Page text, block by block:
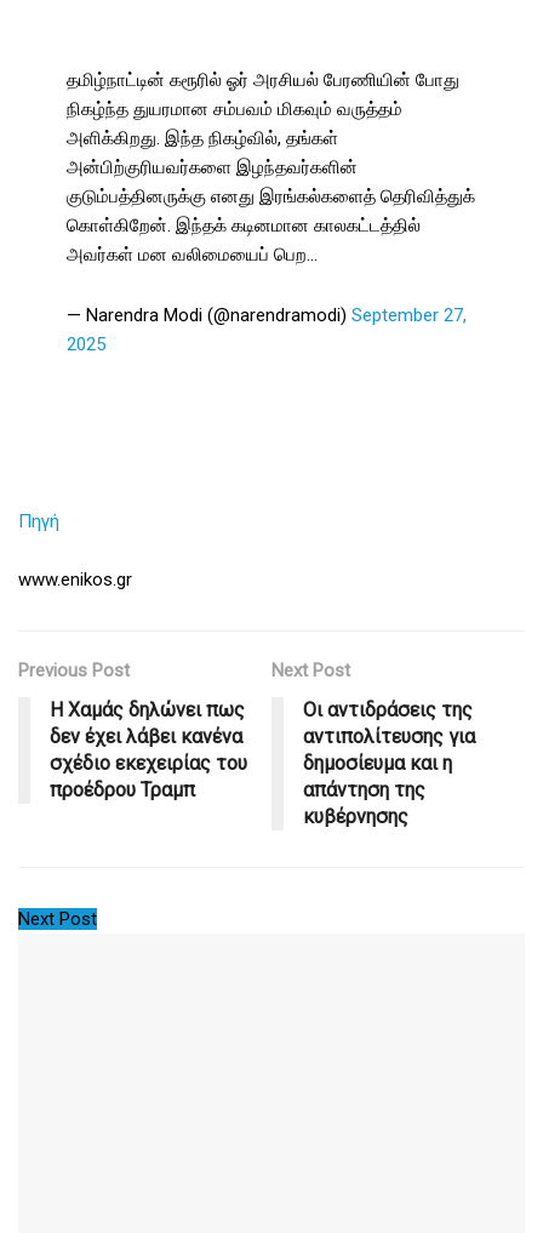
தமிழ்நாட்டின் கரூரில் ஓர் அரசியல் பேரணியின் போது
நிகழ்ந்த துயரமான சம்பவம் மிகவும் வருத்தம்
அளிக்கிறது. இந்த நிகழ்வில், தங்கள்
அன்பிற்குரியவர்களை இழந்தவர்களின்
குடும்பத்தினருக்கு எனது இரங்கல்களைத் தெரிவித்துக்
கொள்கிறேன். இந்தக் கடினமான காலகட்டத்தில்
அவர்கள் மன வலிமையைப் பெற…
— Narendra Modi (@narendramodi) September 27,
2025
Πηγή
www.enikos.gr
Previous Post
Η Χαμάς δηλώνει πως
δεν έχει λάβει κανένα
σχέδιο εκεχειρίας του
προέδρου Τραμπ
Next Post
Οι αντιδράσεις της
αντιπολίτευσης για
δημοσίευμα και η
απάντηση της
κυβέρνησης
Next Post